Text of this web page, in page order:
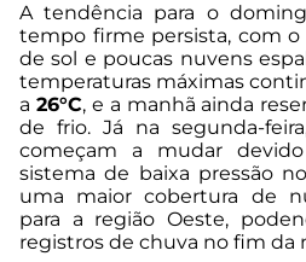
A tendência para o
tempo firme persista, com
de sol e poucas nuvens
temperaturas máximas
a 26°C, e a manhã ainda
de frio. Já na segunda-
começam a mudar
sistema de baixa pressão
uma maior cobertura de
para a região Oeste,
registros de chuva no fim da